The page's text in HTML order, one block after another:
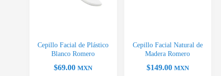
Cepillo Facial de Plástico
Blanco Romero
$69.00 MXN
Cepillo Facial Natural de
Madera Romero
$149.00 MXN